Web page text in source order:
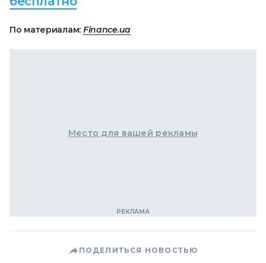
По материалам: Finance.ua
Место для вашей рекламы
ПОДЕЛИТЬСЯ НОВОСТЬЮ